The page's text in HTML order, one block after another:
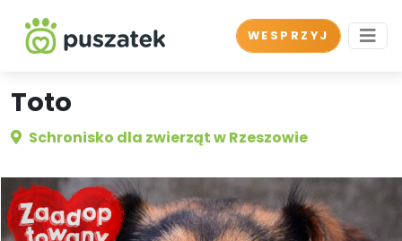
WESPRZYJ
Toto
Schronisko dla zwierząt w Rzeszowie